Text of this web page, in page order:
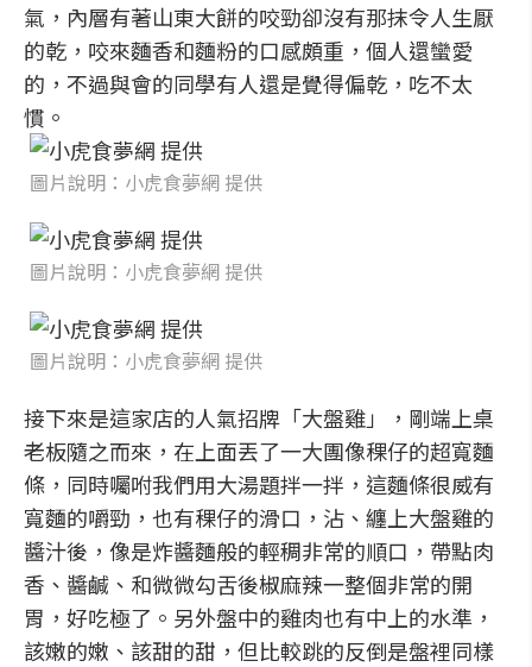
氣，內層有著山東大餅的咬勁卻沒有那抹令人生厭
的乾，咬來麵香和麵粉的口感頗重，個人還蠻愛
的，不過與會的同學有人還是覺得偏乾，吃不太
慣。
圖片說明：小虎食夢網 提供
圖片說明：小虎食夢網 提供
圖片說明：小虎食夢網 提供
接下來是這家店的人氣招牌「大盤雞」，剛端上桌
老板隨之而來，在上面丟了一大團像稞仔的超寬麵
條，同時囑咐我們用大湯題拌一拌，這麵條很威有
寬麵的嚼勁，也有稞仔的滑口，沾、纏上大盤雞的
醬汁後，像是炸醬麵般的輕稠非常的順口，帶點肉
香、醬鹹、和微微勾舌後椒麻辣一整個非常的開
胃，好吃極了。另外盤中的雞肉也有中上的水準，
該嫩的嫩、該甜的甜，但比較跳的反倒是盤裡同樣